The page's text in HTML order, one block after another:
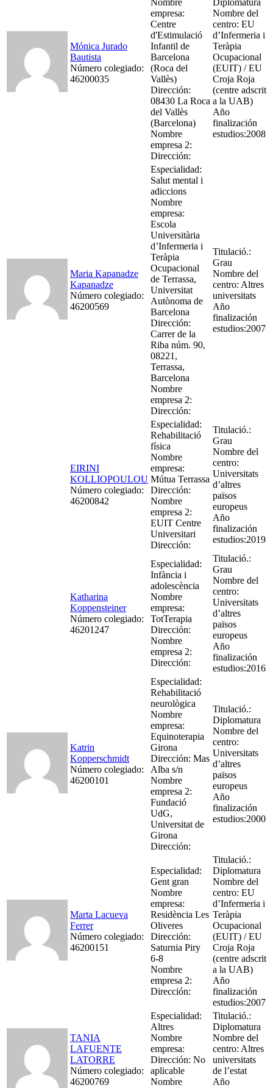
Mónica Jurado
Bautista
Número colegiado:
46200035
empresa:
Centre
d'Estimulació
Infantil de
Barcelona
(Roca del
Vallès)
Dirección:
08430 La Roca
del Vallès
(Barcelona)
Nombre
empresa 2:
Dirección:
Nombre del
centro: EU
d’Infermeria i
Teràpia
Ocupacional
(EUIT) / EU
Croja Roja
(centre adscrit
a la UAB)
Año
finalización
estudios:2008
Maria Kapanadze
Kapanadze
Número colegiado:
46200569
Especialidad:
Salut mental i
adiccions
Nombre
empresa:
Escola
Universitària
d’Infermeria i
Teràpia
Ocupacional
de Terrassa,
Universitat
Autònoma de
Barcelona
Dirección:
Carrer de la
Riba núm. 90,
08221,
Terrassa,
Barcelona
Nombre
empresa 2:
Dirección:
Titulació.:
Grau
Nombre del
centro: Altres
universitats
Año
finalización
estudios:2007
EIRINI
KOLLIOPOULOU
Número colegiado:
46200842
Especialidad:
Rehabilitació
física
Nombre
empresa:
Mútua Terrassa
Dirección:
Nombre
empresa 2:
EUIT Centre
Universitari
Dirección:
Titulació.:
Grau
Nombre del
centro:
Universitats
d’altres
països
europeus
Año
finalización
estudios:2019
Katharina
Koppensteiner
Número colegiado:
46201247
Especialidad:
Infància i
adolescència
Nombre
empresa:
TotTerapia
Dirección:
Nombre
empresa 2:
Dirección:
Titulació.:
Grau
Nombre del
centro:
Universitats
d’altres
països
europeus
Año
finalización
estudios:2016
Katrin
Kopperschmidt
Número colegiado:
46200101
Especialidad:
Rehabilitació
neurològica
Nombre
empresa:
Equinoterapia
Girona
Dirección: Mas
Alba s/n
Nombre
empresa 2:
Fundació
UdG,
Universitat de
Girona
Dirección:
Titulació.:
Diplomatura
Nombre del
centro:
Universitats
d’altres
països
europeus
Año
finalización
estudios:2000
Marta Lacueva
Ferrer
Número colegiado:
46200151
Especialidad:
Gent gran
Nombre
empresa:
Residència Les
Oliveres
Dirección:
Saturnia Piry
6-8
Nombre
empresa 2:
Dirección:
Titulació.:
Diplomatura
Nombre del
centro: EU
d’Infermeria i
Teràpia
Ocupacional
(EUIT) / EU
Croja Roja
(centre adscrit
a la UAB)
Año
finalización
estudios:2007
TANIA
LAFUENTE
LATORRE
Número colegiado:
46200769
Especialidad:
Altres
Nombre
empresa:
Dirección: No
aplicable
Nombre
Titulació.:
Diplomatura
Nombre del
centro: Altres
universitats
de l’estat
Año